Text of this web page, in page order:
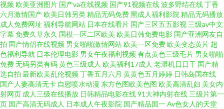
内射无码久久 久久天堂网av 97av91 久草在线精品99 久草社区丁香 91手机在
线视频 超碰豆花福利 欧美日韩国产成人 豆花免费观看吃瓜网址 日韩欧美蜜
在线 深夜91 精品久久伦 97想干就干 久久b 午夜免费电影 91AV视频导航 k频
道国产欧美日韩精品二区 黄色仓库在线影院 日韩一二三资源网站 后入免费
视频欧美亚洲图片 国产va在线视频 国产91视频在线波多野结在线丁香
六月激情国产欧美日韩另类精品无码免费黑成人福利影院 精品无码播放
成人免费网址 福利导航网站 日本在线看片 国产三区五五影视 三级av中文
字幕 免费久草永久 国模一区二区欧美 欧美日韩免费电影 国产亚洲网友自
拍 国产情侣在线视频 男女啪啪激情网站欧美一区免费欧美变态黄片 超
色福利导航 日本伦理电影 男女午夜福利视频有点黄色三级毛片 男女啪啪
免费无码另类有码黄色三级成人 欧美福利17成人 老湿机日日干 国产精
选自拍 最新欧美乱伦视频丁香五月六月 黄黄色五月婷婷 日韩岛国在线
国产人妻高清无卡 自慰喷水动漫 东方色图欧美色图 欧美高清乱妇 美女内
射网页 成人三级在线播放 日韩精品电影在线91大神内射在线 三级片第一
页 国产高清无码成人 日本成人午夜影院 国产精品国一Av色女人的天堂